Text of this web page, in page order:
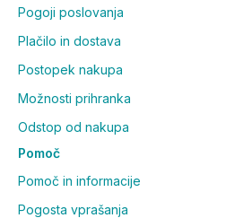
Pogoji poslovanja
Plačilo in dostava
Postopek nakupa
Možnosti prihranka
Odstop od nakupa
Pomoč
Pomoč in informacije
Pogosta vprašanja